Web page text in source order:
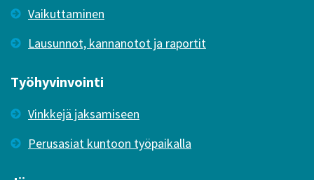
Vaikuttaminen
Lausunnot, kannanotot ja raportit
Työhyvinvointi
Vinkkejä jaksamiseen
Perusasiat kuntoon työpaikalla